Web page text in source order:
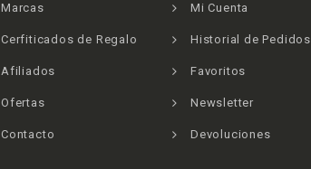
Marcas
Cerfiticados de Regalo
Afiliados
Ofertas
Contacto
Mi Cuenta
Historial de Pedidos
Favoritos
Newsletter
Devoluciones